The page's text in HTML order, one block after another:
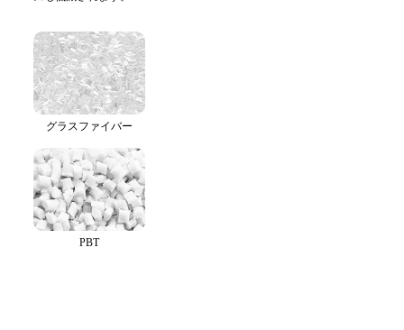
グラスファイバー
PBT